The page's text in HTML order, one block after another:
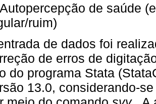
de saúde
ruim)
de dados foi
de erros de
do programa Stata
13.0, considerando-